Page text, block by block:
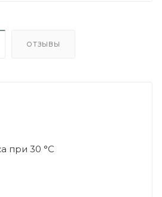
ОТЗЫВЫ
при 30 °C